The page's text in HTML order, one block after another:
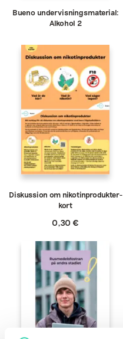
Bueno undervisningsmaterial:
Alkohol 2
Diskussion om nikotinprodukter-
kort
0,30€